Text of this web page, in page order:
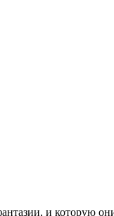
и которую